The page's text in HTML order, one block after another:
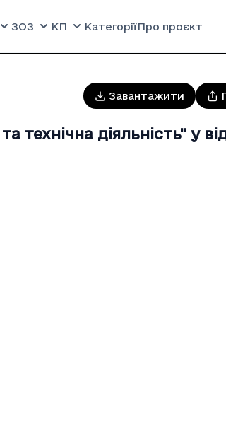
ЗОЗ КП КатегоріїПро проєкт
Завантажити
технiчна дiяльнiсть" у